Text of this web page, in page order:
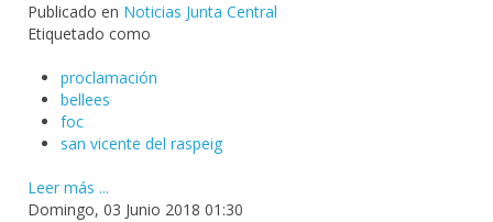
Publicado en Noticias Junta Central
Etiquetado como
proclamación
bellees
foc
san vicente del raspeig
Leer más ...
Domingo, 03 Junio 2018 01:30